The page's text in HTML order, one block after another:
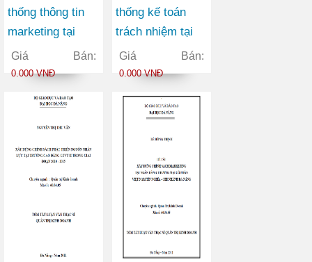
thống thông tin
marketing tại
Công ty Cổ phần
Đầu tư và Sản
Giá Bán:
0.000 VNĐ
thống kế toán
trách nhiệm tại
công ty cổ phần
bóng đèn phích
Giá Bán:
0.000 VNĐ